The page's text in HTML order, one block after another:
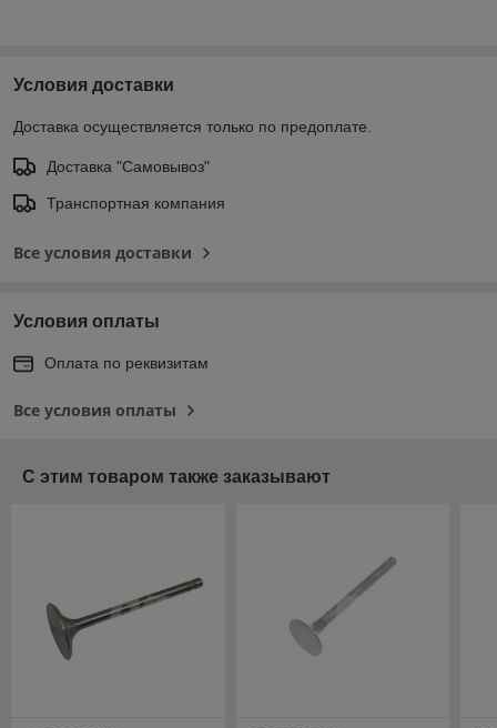
Условия доставки
Доставка осуществляется только по предоплате.
Доставка "Самовывоз"
Транспортная компания
Все условия доставки
Условия оплаты
Оплата по реквизитам
Все условия оплаты
С этим товаром также заказывают